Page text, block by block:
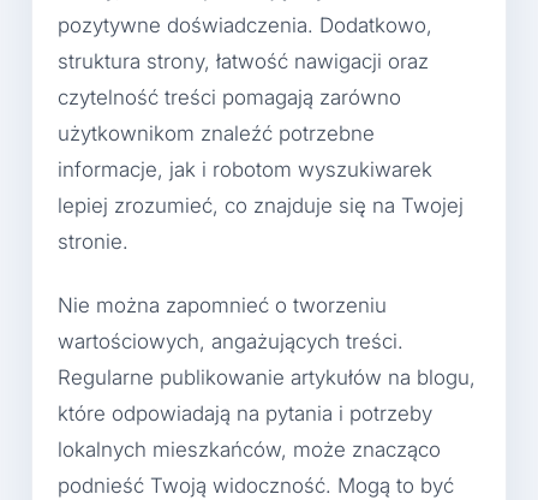
pozytywne doświadczenia. Dodatkowo,
struktura strony, łatwość nawigacji oraz
czytelność treści pomagają zarówno
użytkownikom znaleźć potrzebne
informacje, jak i robotom wyszukiwarek
lepiej zrozumieć, co znajduje się na Twojej
stronie.
Nie można zapomnieć o tworzeniu
wartościowych, angażujących treści.
Regularne publikowanie artykułów na blogu,
które odpowiadają na pytania i potrzeby
lokalnych mieszkańców, może znacząco
podnieść Twoją widoczność. Mogą to być